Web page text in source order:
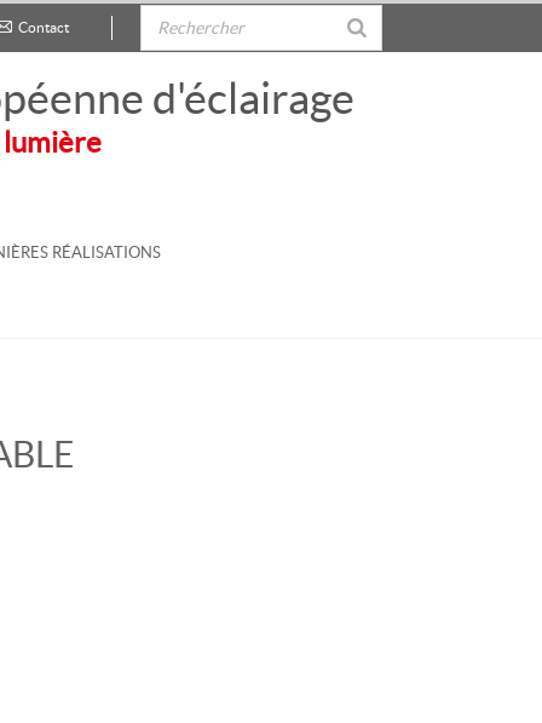
Contact
d'éclairage
RÉALISATIONS